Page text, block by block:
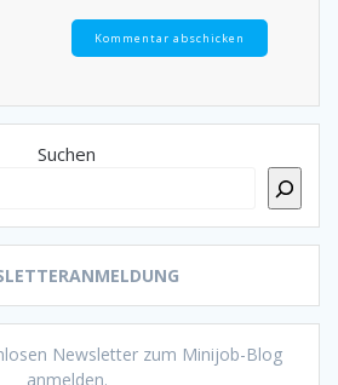
Suchen
Newsletter zum Minijob-Blog
anmelden.